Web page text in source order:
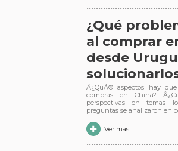
¿Qué
al comprar
desde
Â¿QuÃ© aspectos hay
compras en China?
perspectivas en temas
preguntas se analizaron en
Ver más